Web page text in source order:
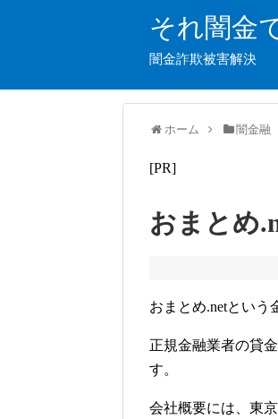
それ闇金
闇金詐欺被害解決
ホーム 闇金融
[PR]
おまとめ
おまとめ.netという
正規金融業者の貸
す。
会社概要には、東